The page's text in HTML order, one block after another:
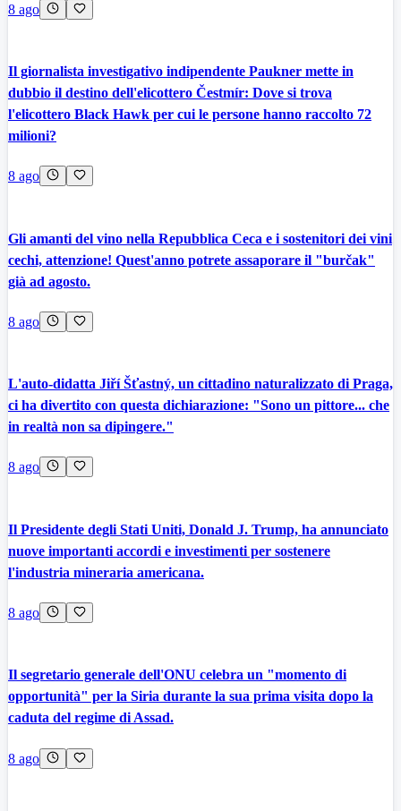
8 ago
Il giornalista investigativo indipendente Paukner mette in
dubbio il destino dell'elicottero Čestmír: Dove si trova
l'elicottero Black Hawk per cui le persone hanno raccolto 72
milioni?
8 ago
Gli amanti del vino nella Repubblica Ceca e i sostenitori dei vini
cechi, attenzione! Quest'anno potrete assaporare il "burčak"
già ad agosto.
8 ago
L'auto-didatta Jiří Šťastný, un cittadino naturalizzato di Praga,
ci ha divertito con questa dichiarazione: "Sono un pittore... che
in realtà non sa dipingere."
8 ago
Il Presidente degli Stati Uniti, Donald J. Trump, ha annunciato
nuove importanti accordi e investimenti per sostenere
l'industria mineraria americana.
8 ago
Il segretario generale dell'ONU celebra un "momento di
opportunità" per la Siria durante la sua prima visita dopo la
caduta del regime di Assad.
8 ago